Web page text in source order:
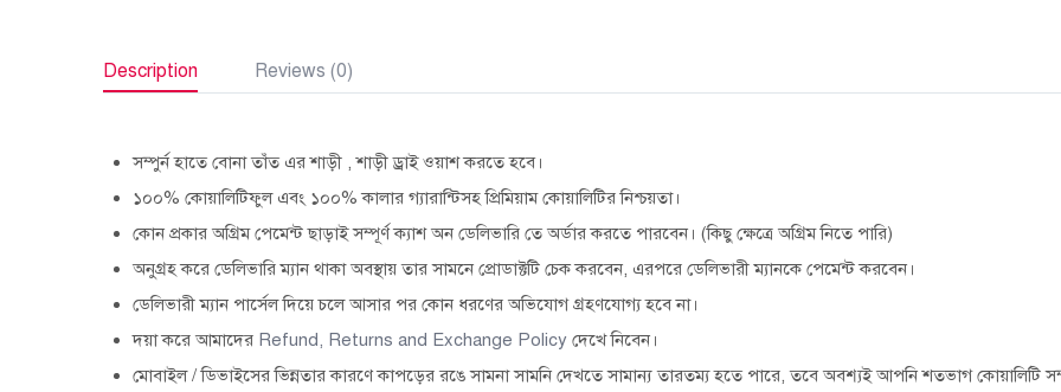
Description Reviews (0)
সম্পুর্ন হাতে বোনা তাঁত এর শাড়ী , শাড়ী ড্রাই ওয়াশ করতে হবে।
১০০% কোয়ালিটিফুল এবং ১০০% কালার গ্যারান্টিসহ প্রিমিয়াম কোয়ালিটির নিশ্চয়তা।
কোন প্রকার অগ্রিম পেমেন্ট ছাড়াই সম্পূর্ণ ক্যাশ অন ডেলিভারি তে অর্ডার করতে পারবেন। (কিছু ক্ষেত্রে অগ্রিম নিতে পারি)
অনুগ্রহ করে ডেলিভারি ম্যান থাকা অবস্থায় তার সামনে প্রোডাক্টটি চেক করবেন, এরপরে ডেলিভারী ম্যানকে পেমেন্ট করবেন।
ডেলিভারী ম্যান পার্সেল দিয়ে চলে আসার পর কোন ধরণের অভিযোগ গ্রহণযোগ্য হবে না।
দয়া করে আমাদের Refund, Returns and Exchange Policy দেখে নিবেন।
মোবাইল / ডিভাইসের ভিন্নতার কারণে কাপড়ের রঙে সামনা সামনি দেখতে সামান্য তারতম্য হতে পারে, তবে অবশ্যই আপনি শতভাগ কোয়ালিটি